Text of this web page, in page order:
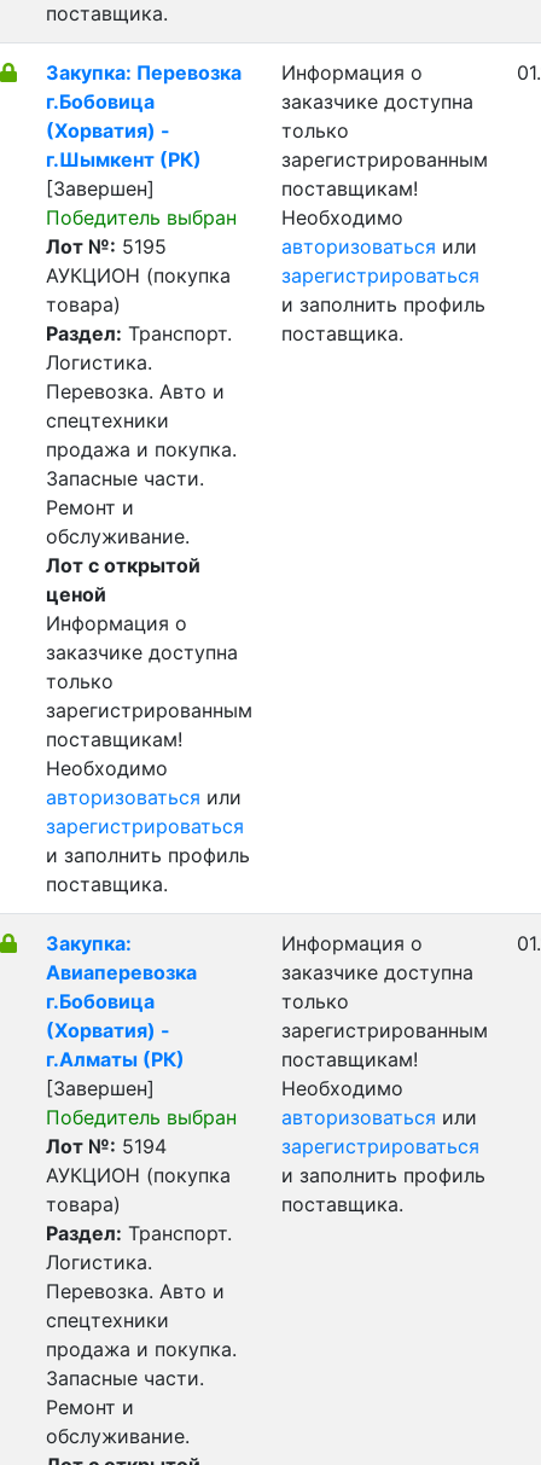
поставщика.
Закупка: Перевозка
г.Бобовица
(Хорватия) -
г.Шымкент (РК)
[Завершен]
Победитель выбран
Лот №: 5195
АУКЦИОН (покупка
товара)
Раздел: Транспорт.
Логистика.
Перевозка. Авто и
спецтехники
продажа и покупка.
Запасные части.
Ремонт и
обслуживание.
Лот с открытой
ценой
Информация о
заказчике доступна
только
зарегистрированным
поставщикам!
Необходимо
авторизоваться или
зарегистрироваться
и заполнить профиль
поставщика.
Информация о
заказчике доступна
только
зарегистрированным
поставщикам!
Необходимо
авторизоваться или
зарегистрироваться
и заполнить профиль
поставщика.
Закупка:
Авиаперевозка
г.Бобовица
(Хорватия) -
г.Алматы (РК)
[Завершен]
Победитель выбран
Лот №: 5194
АУКЦИОН (покупка
товара)
Раздел: Транспорт.
Логистика.
Перевозка. Авто и
спецтехники
продажа и покупка.
Запасные части.
Ремонт и
обслуживание.
Информация о
заказчике доступна
только
зарегистрированным
поставщикам!
Необходимо
авторизоваться или
зарегистрироваться
и заполнить профиль
поставщика.